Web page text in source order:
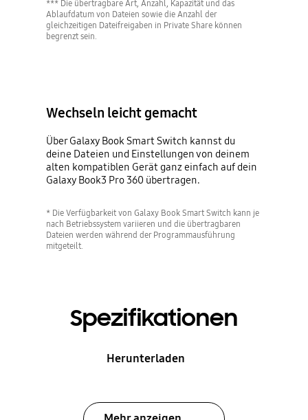
*** Die übertragbare Art, Anzahl, Kapazität und das
Ablaufdatum von Dateien sowie die Anzahl der
gleichzeitigen Dateifreigaben in Private Share können
begrenzt sein.
Wechseln leicht gemacht
Über Galaxy Book Smart Switch kannst du
deine Dateien und Einstellungen von deinem
alten kompatiblen Gerät ganz einfach auf dein
Galaxy Book3 Pro 360 übertragen.
* Die Verfügbarkeit von Galaxy Book Smart Switch kann je
nach Betriebssystem variieren und die übertragbaren
Dateien werden während der Programmausführung
mitgeteilt.
Spezifikationen
Herunterladen